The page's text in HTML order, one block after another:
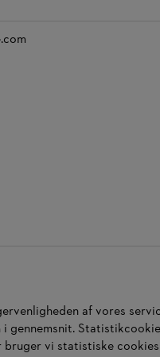
af vores
vi statistiske